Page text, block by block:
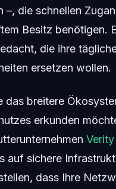
–, die schnellen
Besitz benötigen.
die ihre
ersetzen wollen.
das breitere
erkunden
Verity
auf sichere
dass Ihre